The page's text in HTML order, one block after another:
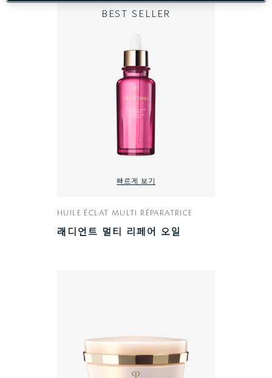
BEST SELLER
빠르게 보기
HUILE ÉCLAT MULTI RÉPARATRICE
래디언트 멀티 리페어 오일